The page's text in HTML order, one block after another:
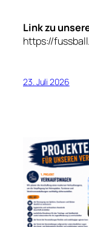
Link zu
https://
23. Juli 2026